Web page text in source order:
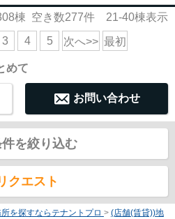
棟 空き数277件 21-40棟表示
3 4 5 次へ>> 最初
めて
お問い合わせ
を絞り込む
クエスト
を探すならテナントプロ > (店舗(賃貸))地